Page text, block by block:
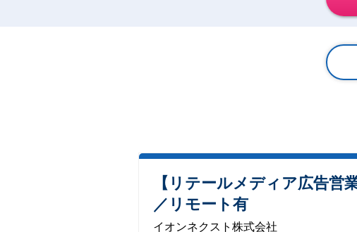
【リテールメディア広告営
／リモート有
イオンネクスト株式会社